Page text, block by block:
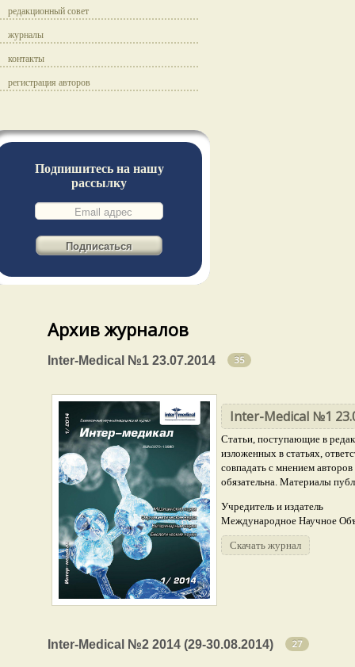
редакционный совет
журналы
контакты
регистрация авторов
Подпишитесь на нашу
рассылку
Архив журналов
Inter-Medical №1 23.07.2014 35
Inter-Medical №1
Статьи, поступающие в
изложенных в статьях,
совпадать с мнением
обязательна. Материалы
Учредитель и издатель
Международное Научное
Скачать журнал
Медицинские науки 18
Inter-Medical №2 2014 (29-30.08.2014) 27